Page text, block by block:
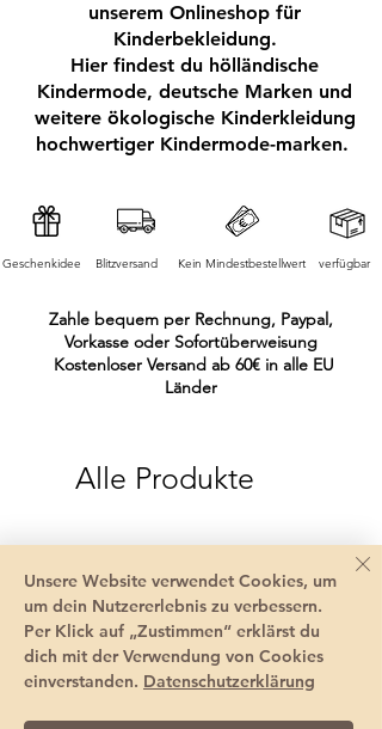
unserem Onlineshop für
Kinderbekleidung.
Hier findest du hölländische
Kindermode, deutsche Marken und
weitere ökologische Kinderkleidung
hochwertiger Kindermode-marken.
Geschenkidee Blitzversand Kein Mindestbestellwert verfügbar
Zahle bequem per Rechnung, Paypal,
Vorkasse oder Sofortüberweisung
Kostenloser Versand ab 60€ in alle EU
Länder
Alle Produkte
Unsere Website verwendet Cookies, um
um dein Nutzererlebnis zu verbessern.
Per Klick auf „Zustimmen“ erklärst du
dich mit der Verwendung von Cookies
einverstanden. Datenschutzerklärung